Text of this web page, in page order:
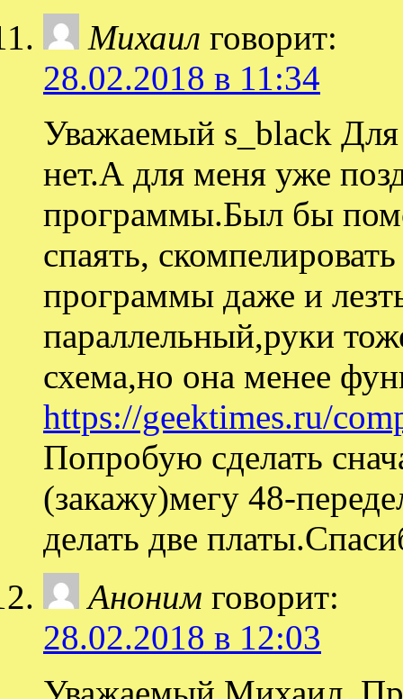
Михаил говорит:
28.02.2018 в 11:34
Уважаемый s_black
нет.А для меня уже
программы.Был бы
спаять,
программы даже и
параллельный,руки
схема,но она менее
https://geektimes.ru/
Попробую сделать
(закажу)мегу 48-
делать две
Аноним говорит:
28.02.2018 в 12:03